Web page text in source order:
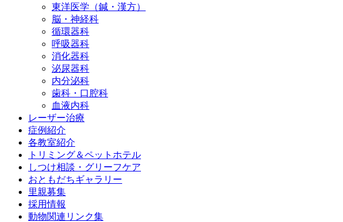
東洋医学（鍼・漢方）
脳・神経科
循環器科
呼吸器科
消化器科
泌尿器科
内分泌科
歯科・口腔科
血液内科
レーザー治療
症例紹介
各教室紹介
トリミング＆ペットホテル
しつけ相談・グリーフケア
おともだちギャラリー
里親募集
採用情報
動物関連リンク集